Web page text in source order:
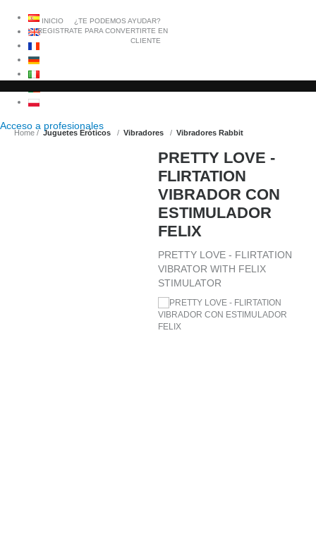
Acceso a profesionales
INICIO
¿TE PODEMOS AYUDAR?
REGISTRATE PARA CONVERTIRTE EN
CLIENTE
Home Juguetes Eróticos Vibradores Vibradores Rabbit
PRETTY LOVE -
FLIRTATION
VIBRADOR CON
ESTIMULADOR
FELIX
PRETTY LOVE - FLIRTATION
VIBRATOR WITH FELIX
STIMULATOR